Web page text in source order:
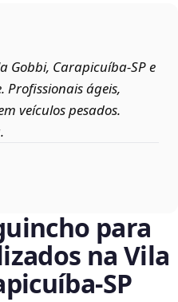
Gobbi, Carapicuíba‑SP e
Profissionais ágeis,
veículos pesados.
para
na Vila